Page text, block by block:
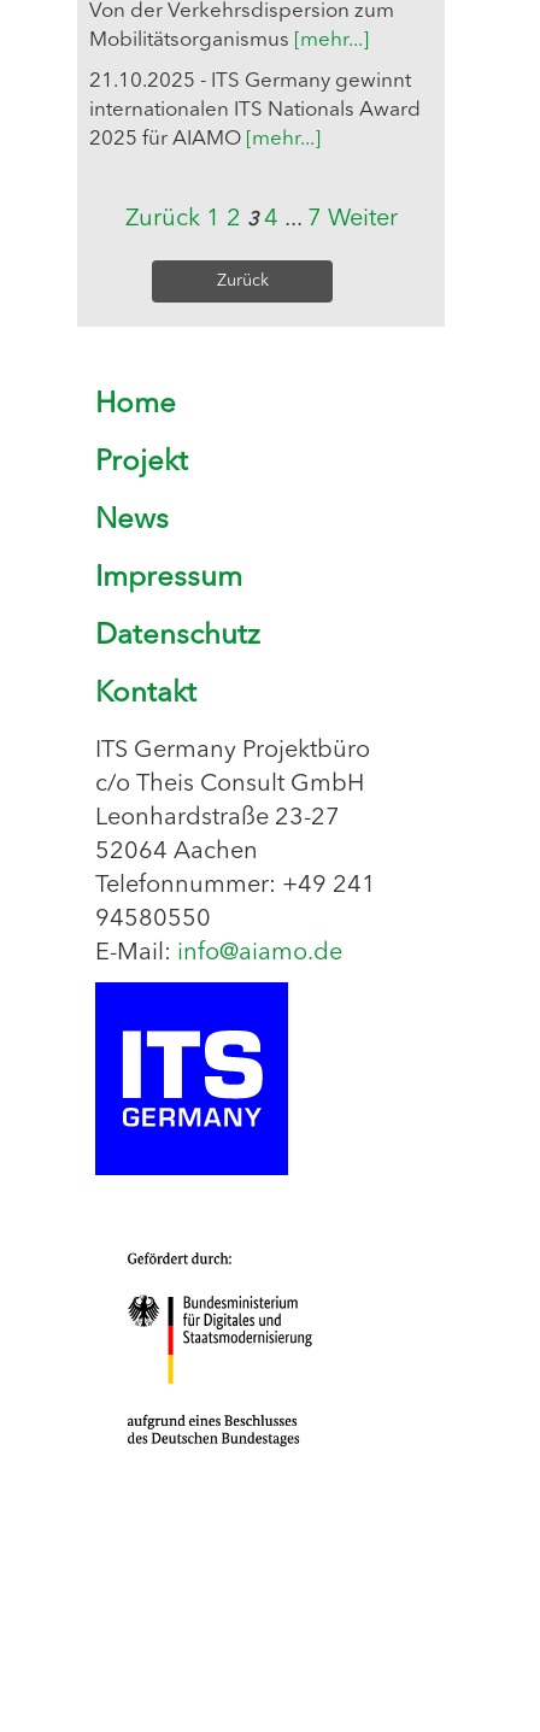
Von der Verkehrsdispersion zum
Mobilitätsorganismus
[mehr...]
21.10.2025 - ITS Germany gewinnt
internationalen ITS Nationals Award
2025 für AIAMO [mehr...]
Zurück 1 2 3 4 ... 7 Weiter
Zurück
Home
Projekt
News
Impressum
Datenschutz
Kontakt
ITS Germany Projektbüro
c/o Theis Consult GmbH
Leonhardstraße 23-27
52064 Aachen
Telefonnummer: +49 241
94580550
E-Mail: info@aiamo.de